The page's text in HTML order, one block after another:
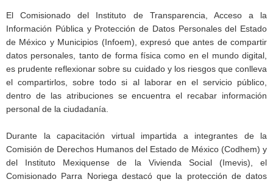
El Comisionado del Instituto de Transparencia, Acceso a la
Información Pública y Protección de Datos Personales del Estado
de México y Municipios (Infoem), expresó que antes de compartir
datos personales, tanto de forma física como en el mundo digital,
es prudente reflexionar sobre su cuidado y los riesgos que conlleva
el compartirlos, sobre todo si al laborar en el servicio público,
dentro de las atribuciones se encuentra el recabar información
personal de la ciudadanía.
Durante la capacitación virtual impartida a integrantes de la
Comisión de Derechos Humanos del Estado de México (Codhem) y
del Instituto Mexiquense de la Vivienda Social (Imevis), el
Comisionado Parra Noriega destacó que la protección de datos